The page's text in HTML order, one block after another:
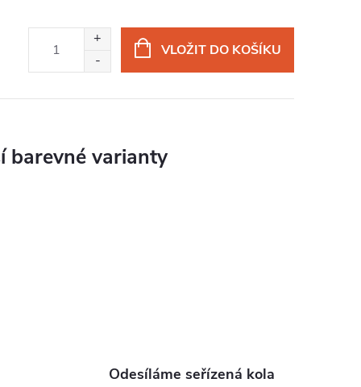
VLOŽIT DO KOŠÍKU
Odesíláme seřízená kola